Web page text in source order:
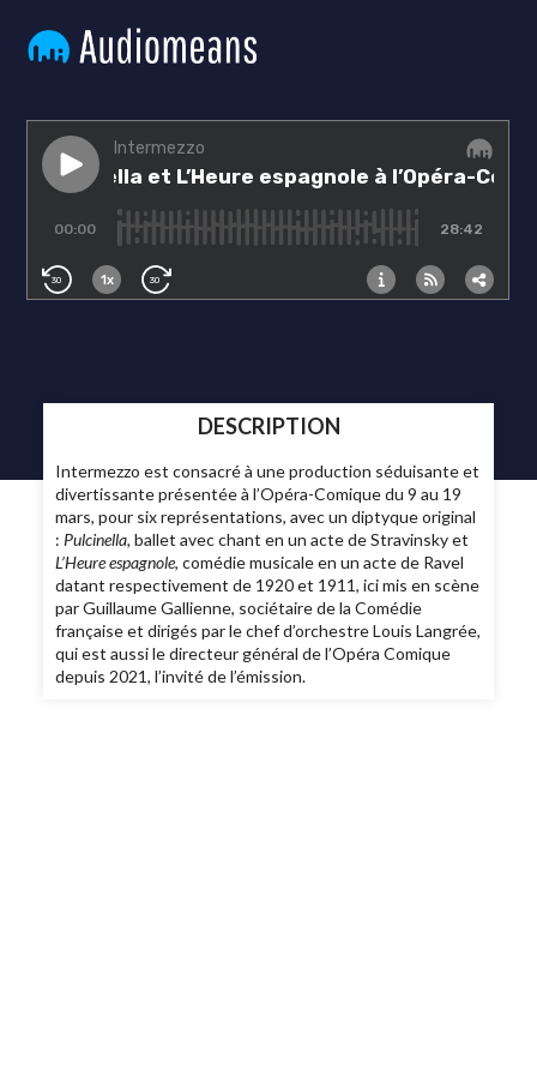
DESCRIPTION
Intermezzo est consacré à une production séduisante et
divertissante présentée à l’Opéra-Comique du 9 au 19
mars, pour six représentations, avec un diptyque original
: Pulcinella, ballet avec chant en un acte de Stravinsky et
L’Heure espagnole, comédie musicale en un acte de Ravel
datant respectivement de 1920 et 1911, ici mis en scène
par Guillaume Gallienne, sociétaire de la Comédie
française et dirigés par le chef d’orchestre Louis Langrée,
qui est aussi le directeur général de l’Opéra Comique
depuis 2021, l’invité de l’émission.